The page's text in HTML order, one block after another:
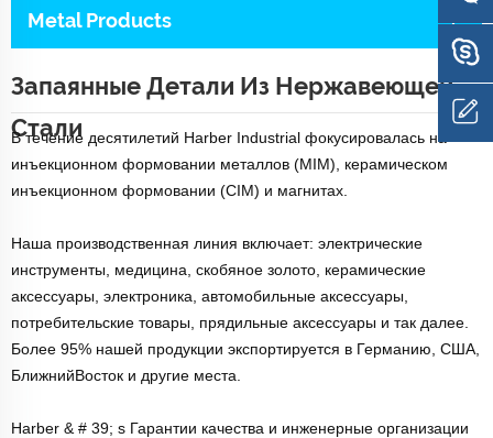
Metal Products
Запаянные Детали Из Нержавеющей
Стали
В течение десятилетий Harber Industrial фокусировалась на
инъекционном формовании металлов (MIM), керамическом
инъекционном формовании (CIM) и магнитах.
Наша производственная линия включает: электрические
инструменты, медицина, скобяное золото, керамические
аксессуары, электроника, автомобильные аксессуары,
потребительские товары, прядильные аксессуары и так далее.
Более 95% нашей продукции экспортируется в Германию, США,
БлижнийВосток и другие места.
Harber & # 39; s Гарантии качества и инженерные организации